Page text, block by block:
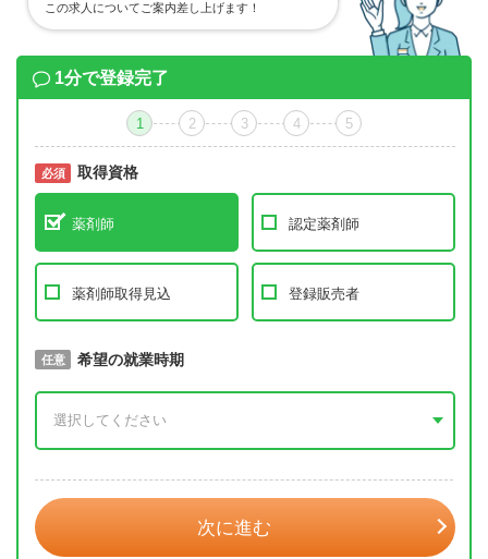
この求人についてご案内差し上げます！
1分で登録完了
1 2 3 4 5
必須 取得資格
薬剤師 認定薬剤師
薬剤師取得見込 登録販売者
必須 取得予定年
任意 希望の就業時期
次に進む